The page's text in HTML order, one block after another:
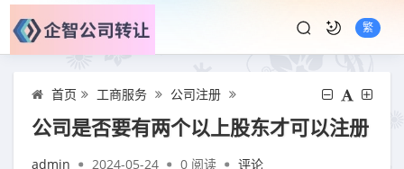
繁
首页 工商服务 公司注册
公司是否要有两个以上股东才可以注册
admin 2024-05-24 0 阅读 评论